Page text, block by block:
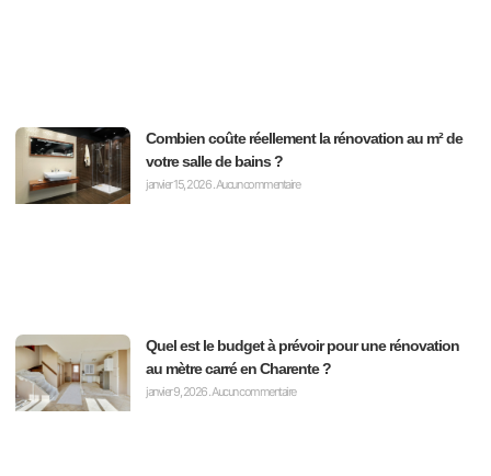
Combien coûte réellement la rénovation au m² de
votre salle de bains ?
janvier 15, 2026Aucun commentaire
Quel est le budget à prévoir pour une rénovation
au mètre carré en Charente ?
janvier 9, 2026Aucun commentaire